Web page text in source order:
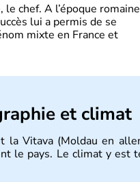
chef. A l’époque
lui a permis de se
mixte en France et
et climat
la Vitava (Moldau en
le pays. Le climat y est